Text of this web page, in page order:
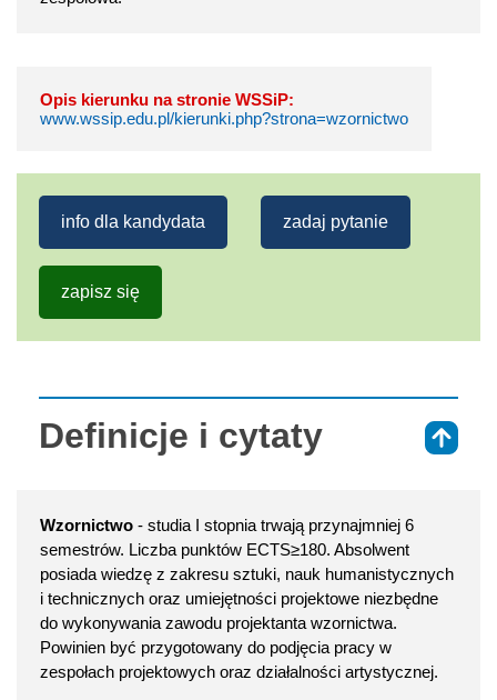
Opis kierunku na stronie WSSiP:
www.wssip.edu.pl/kierunki.php?strona=wzornictwo
info dla kandydata zadaj pytanie
zapisz się
Definicje i cytaty
Wzornictwo - studia I stopnia trwają przynajmniej 6
semestrów. Liczba punktów ECTS≥180. Absolwent
posiada wiedzę z zakresu sztuki, nauk humanistycznych
i technicznych oraz umiejętności projektowe niezbędne
do wykonywania zawodu projektanta wzornictwa.
Powinien być przygotowany do podjęcia pracy w
zespołach projektowych oraz działalności artystycznej.